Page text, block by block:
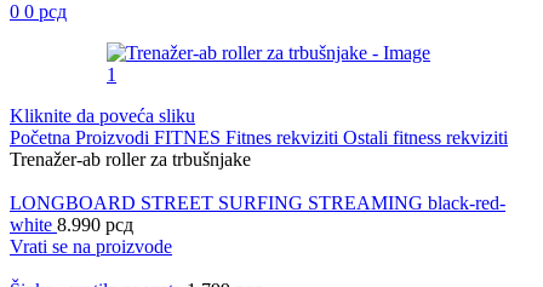
0 0 рсд
Kliknite da poveća sliku
Početna Proizvodi FITNES Fitnes rekviziti Ostali fitness rekviziti
Trenažer-ab roller za trbušnjake
LONGBOARD STREET SURFING STREAMING black-red-
white 8.990 рсд
Vrati se na proizvode